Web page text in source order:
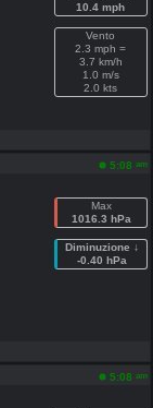
10.4 mph
Vento
2.3 mph =
3.7 km/h
1.0 m/s
2.0 kts
5:08 am
Max
1016.3 hPa
Diminuzione ↓
-0.40 hPa
5:08 am